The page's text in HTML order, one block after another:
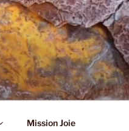
Mission Joie